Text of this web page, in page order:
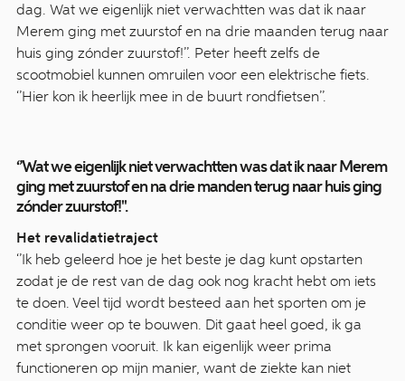
dag. Wat we eigenlijk niet verwachtten was dat ik naar
Merem ging met zuurstof en na drie maanden terug naar
huis ging zónder zuurstof!’’. Peter heeft zelfs de
scootmobiel kunnen omruilen voor een elektrische fiets.
‘’Hier kon ik heerlijk mee in de buurt rondfietsen’’.
‘’Wat we eigenlijk niet verwachtten was dat ik naar Merem
ging met zuurstof en na drie manden terug naar huis ging
zónder zuurstof!''.
Het revalidatietraject
‘’Ik heb geleerd hoe je het beste je dag kunt opstarten
zodat je de rest van de dag ook nog kracht hebt om iets
te doen. Veel tijd wordt besteed aan het sporten om je
conditie weer op te bouwen. Dit gaat heel goed, ik ga
met sprongen vooruit. Ik kan eigenlijk weer prima
functioneren op mijn manier, want de ziekte kan niet